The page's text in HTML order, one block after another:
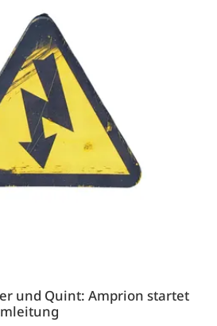
und Quint: Amprion startet